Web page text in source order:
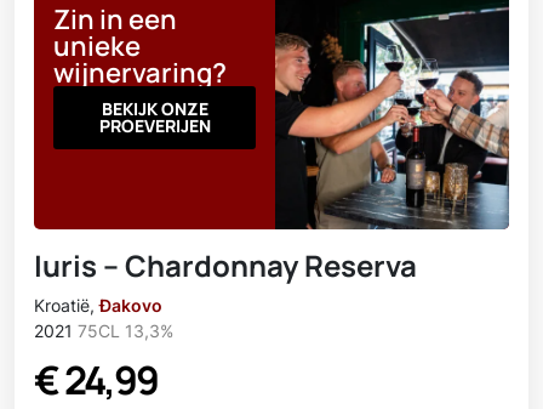
Zin in een
unieke
wijnervaring?
BEKIJK ONZE
PROEVERIJEN
Iuris – Chardonnay Reserva
Kroatië,Đakovo
2021 75CL 13,3%
€24,99